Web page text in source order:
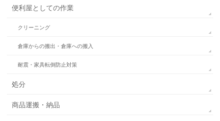
便利屋としての作業
クリーニング
倉庫からの搬出・倉庫への搬入
耐震・家具転倒防止対策
処分
商品運搬・納品